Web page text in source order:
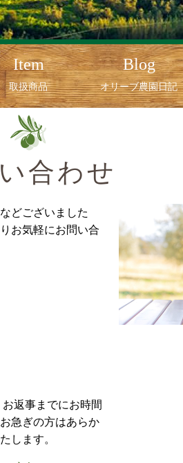
Item
取扱商品
Blog
オリーブ農園日記
合わせ
どございました
お気軽にお問い合
返事までにお時間
急ぎの方はあらか
します。